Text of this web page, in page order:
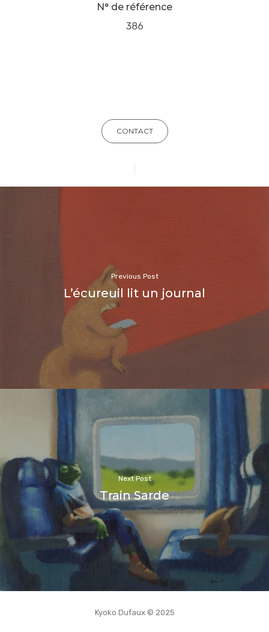
N° de référence
386
CONTACT
Previous Post
L’écureuil lit un journal
Next Post
Train Sarde
Kyoko Dufaux © 2025